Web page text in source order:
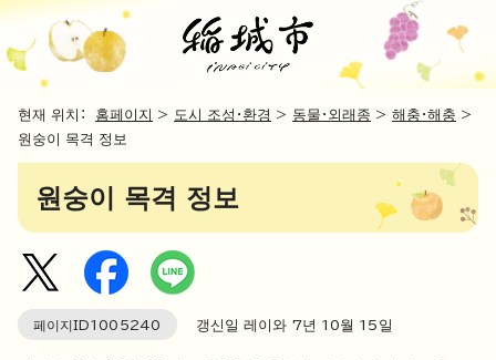
현재 위치： 홈페이지 > 도시 조성・환경 > 동물・외래종 > 해충・해충 >
원숭이 목격 정보
원숭이 목격 정보
페이지ID1005240 갱신일 레이와 7년 10월 15 일